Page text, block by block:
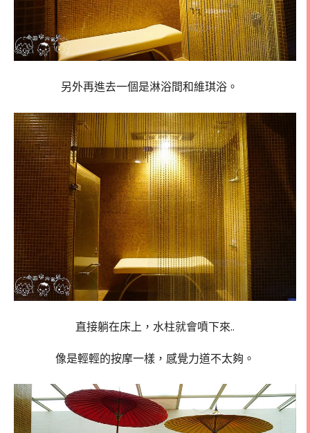
另外再進去一個是淋浴間和維琪浴。
直接躺在床上，水柱就會噴下來..
像是輕輕的按摩一樣，感覺力道不太夠。